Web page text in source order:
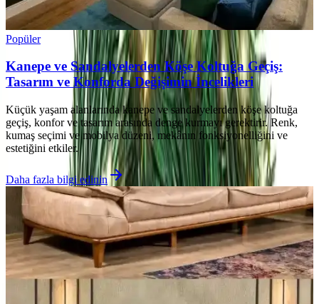
Popüler
Kanepe ve Sandalyelerden Köşe Koltuğa Geçiş:
Tasarım ve Konforda Değişimin İncelikleri
Küçük yaşam alanlarında kanepe ve sandalyelerden köşe koltuğa
geçiş, konfor ve tasarım arasında denge kurmayı gerektirir. Renk,
kumaş seçimi ve mobilya düzeni, mekânın fonksiyonelliğini ve
estetiğini etkiler.
Daha fazla bilgi edinin